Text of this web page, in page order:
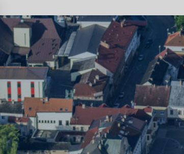
to
content